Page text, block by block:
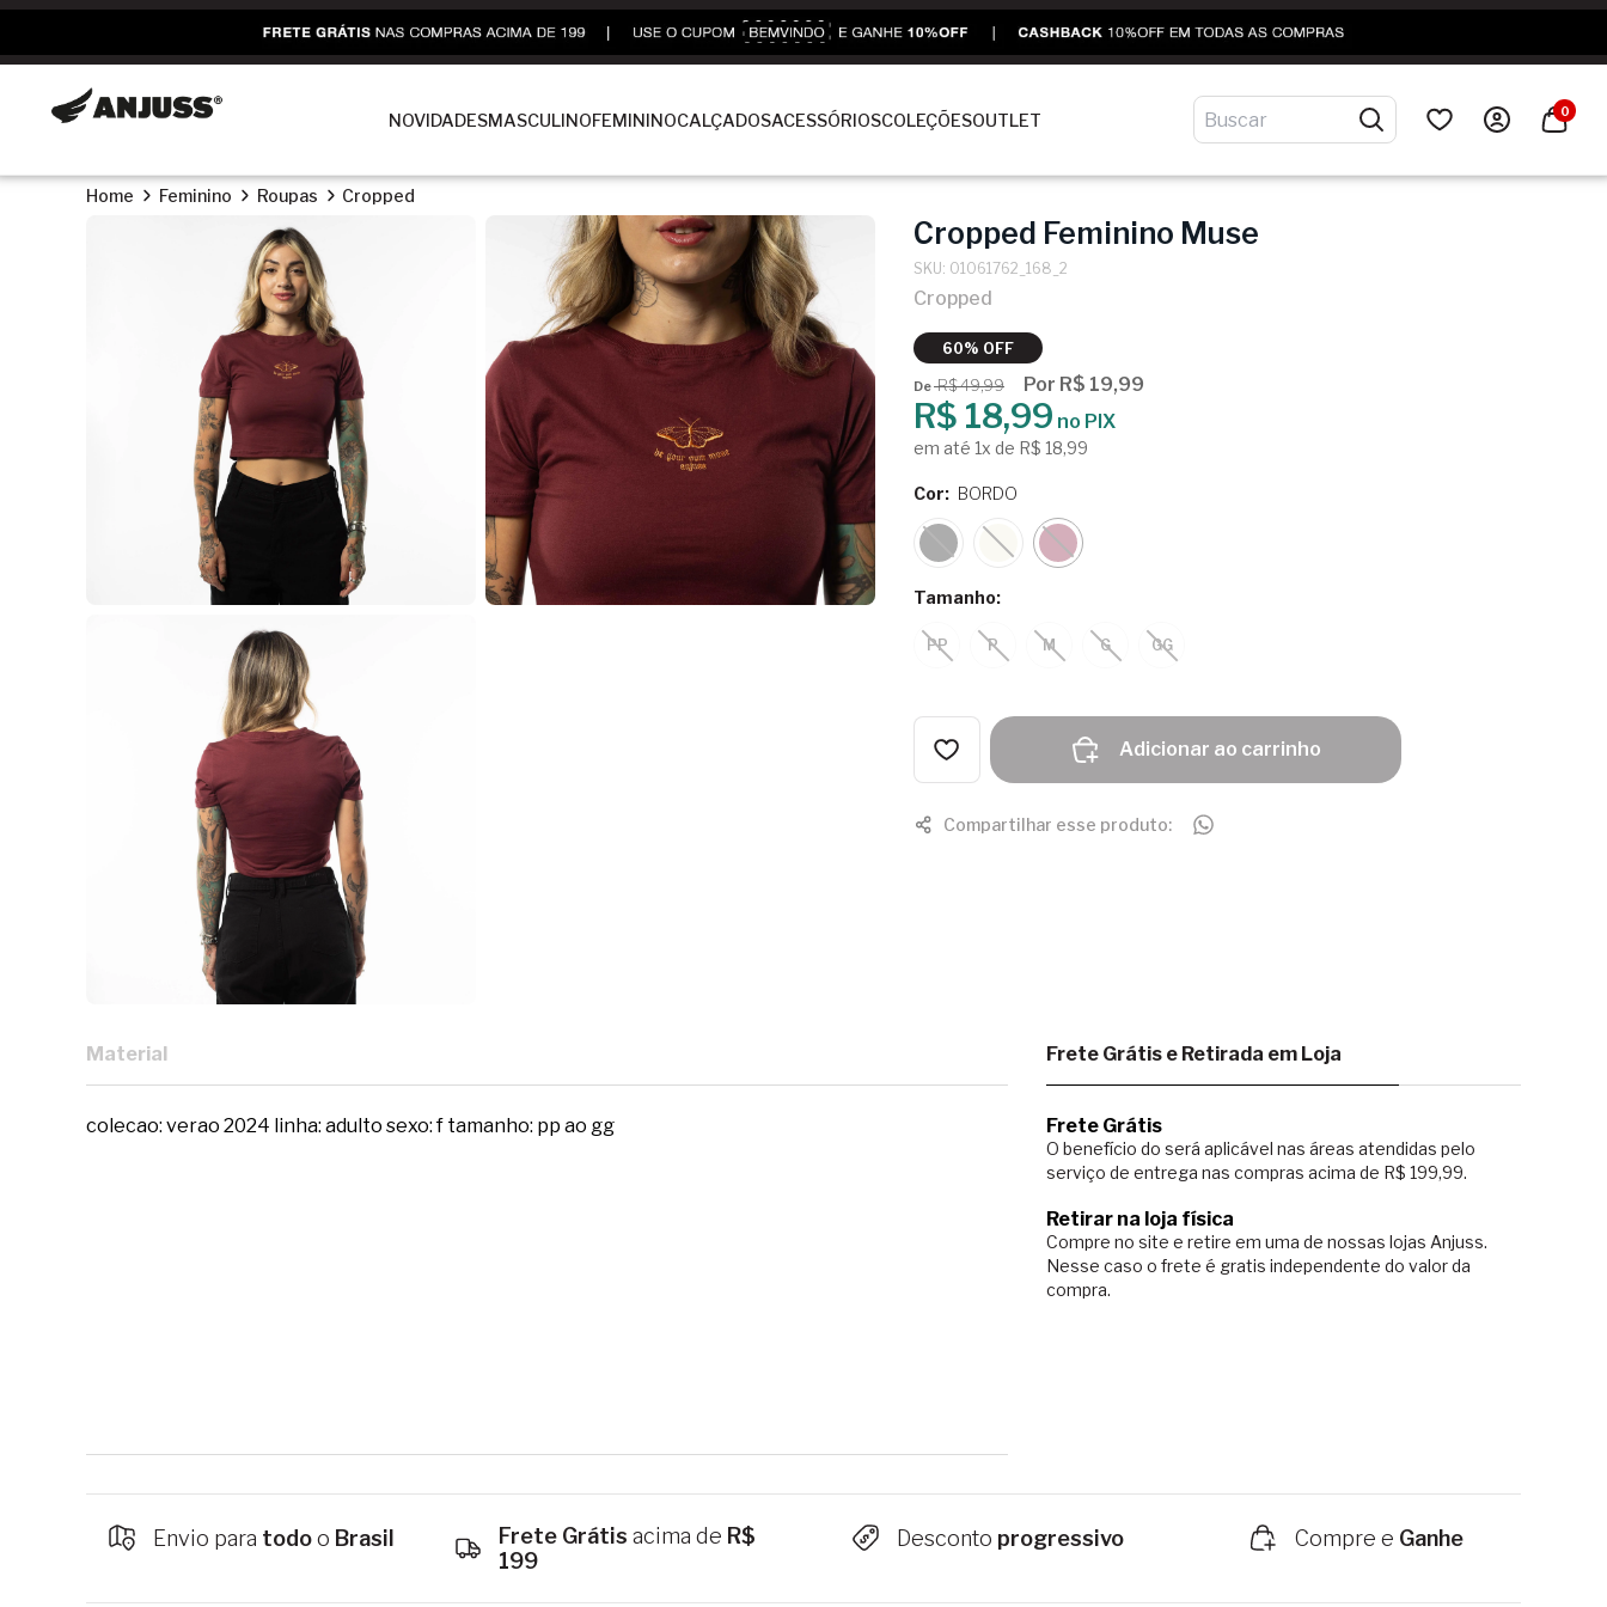
NOVIDADESMASCULINOFEMININOCALÇADOSACESSÓRIOSCOLEÇÕESOUTLET 0
Home Feminino Roupas Cropped
Cropped Feminino Muse
SKU: 01061762_168_2
Cropped
60% OFF
DeR$ 49,99 Por R$ 19,99
R$ 18,99 no PIX
em até 1x de R$ 18,99
Tamanho:
PP P M G GG
Cor: BORDO
Adicionar ao carrinho
Compartilhar esse produto:
Material
colecao: verao 2024 linha: adulto sexo: f tamanho: pp ao gg
Frete Grátis e Retirada em Loja
Frete Grátis
O benefício do será aplicável nas áreas atendidas pelo
serviço de entrega nas compras acima de R$ 199,99.
Retirar na loja física
Compre no site e retire em uma de nossas lojas Anjuss.
Nesse caso o frete é gratis independente do valor da
compra.
Envio para todoo Brasil Frete Grátis acima de R$
199
Desconto progressivo Compre e Ganhe